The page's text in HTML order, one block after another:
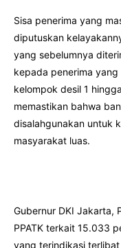
Sisa penerima yang
diputuskan
yang sebelumnya
kepada penerima
kelompok desil 1
memastikan bahwa
disalahgunakan untuk
masyarakat luas.
Gubernur DKI Jakarta,
PPATK terkait 15.033
yang terindikasi